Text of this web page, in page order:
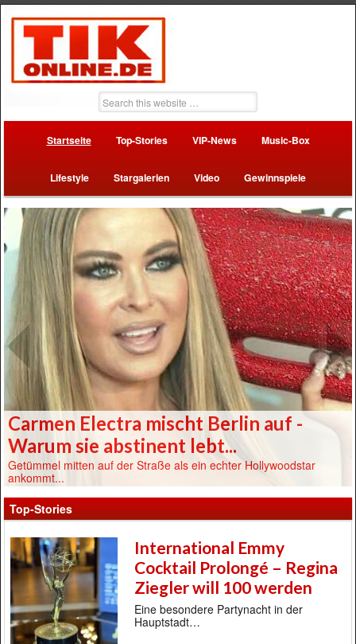
Startseite Top-Stories VIP-News Music-Box
Lifestyle Stargalerien Video Gewinnspiele
Carmen Electra mischt Berlin auf -
Warum sie abstinent lebt...
Getümmel mitten auf der Straße als ein echter Hollywoodstar
ankommt...
Top-Stories
International Emmy
Cocktail Prolongé – Regina
Ziegler will 100 werden
Eine besondere Partynacht in der
Hauptstadt…